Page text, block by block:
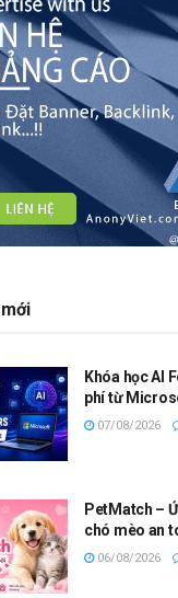
Khóa học AI
phí từ
07/08/2026
PetMatch –
chó mèo an
06/08/2026